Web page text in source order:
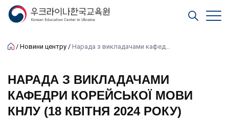
Новини центру Нарада з викладачами кафедри корейської мови КНЛУ (18 квітня 2024 року)
НАРАДА З ВИКЛАДАЧАМИ
КАФЕДРИ КОРЕЙСЬКОЇ МОВИ
КНЛУ (18 КВІТНЯ 2024 РОКУ)